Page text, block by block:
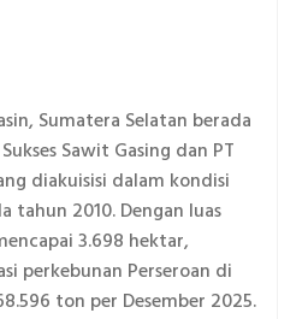
Sumatera Selatan berada
Sawit Gasing dan PT
diakuisisi dalam kondisi
tahun 2010. Dengan luas
3.698 hektar,
perkebunan Perseroan di
ton per Desember 2025.